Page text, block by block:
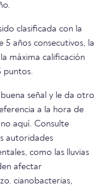
clasificada con la
5 años consecutivos, la
máxima calificación
puntos.
señal y le da otro
a la hora de
aquí. Consulte
autoridades
como las lluvias
afectar
cianobacterias,